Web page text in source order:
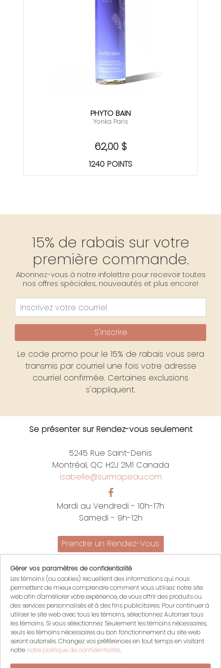
PHYTO BAIN
Yonka Paris
62,00 $
1240 POINTS
15% de rabais sur votre
première commande.
Abonnez-vous à notre infolettre pour recevoir toutes
nos offres spéciales, nouveautés et plus encore!
S'inscrire
Le code promo pour le 15% de rabais vous sera
transmis par courriel une fois votre adresse
courriel confirmée. Certaines exclusions
s'appliquent.
Se présenter sur Rendez-vous seulement
5245 Rue Saint-Denis
Montréal, QC H2J 2M1 Canada
isabelle@surmapeau.com
Mardi au Vendredi - 10h-17h
Samedi - 9h-12h
Prendre un Rendez-Vous
Promotions
Nous joindre
Politiques
English
Mon compte
Mon panier
Se connecter
S'inscrire
Gérer vos paramètres de confidentialité
Les témoins (ou cookies) recueillent des informations qui nous
permettent de mieux comprendre comment vous utilisez notre site
web afin d'améliorer votre expérience, de vous offrir des produits ou
des services personnalisés et à des fins publicitaires. Pour continuer à
utiliser le site web avec tous les témoins, sélectionnez Autoriser tous
les témoins. Si vous sélectionnez Seulement les témoins nécessaires,
seuls les témoins nécessaires au bon fonctionnement du site web
seront autorisés. Changez vos préférences en tout temps en visitant
notre notre politique de confidentialité.